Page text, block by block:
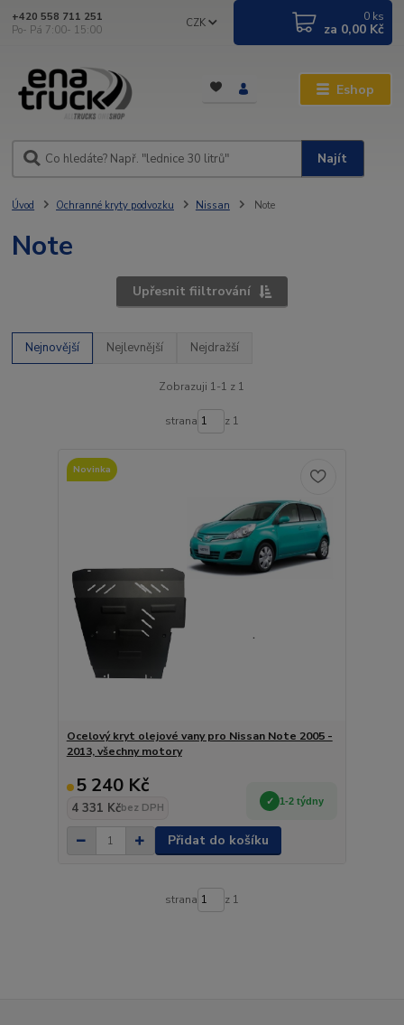
Eshop
CZK
Najít
+420 558 711 251
Po- Pá 7:00- 15:00
0 ks
za 0,00 Kč
Úvod Ochranné kryty podvozku Nissan Note
Note
Upřesnit fiiltrování
Nejnovější Nejlevnější Nejdražší
Zobrazuji 1-1 z 1
strana z 1
Novinka
Ocelový kryt olejové vany pro Nissan Note 2005 -
2013, všechny motory
5 240 Kč
4 331 Kčbez DPH
1-2 týdny
Přidat do košíku
strana z 1